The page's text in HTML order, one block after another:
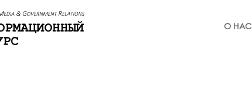
О НАС